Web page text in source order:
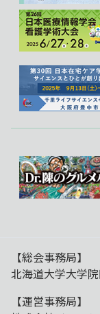
【総会事務局】
北海道大学大学
【運営事務局】